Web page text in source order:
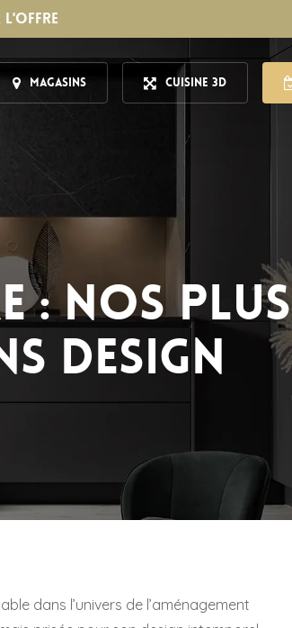
Magasins Cuisine 3D
: nos plus
design
dans l’univers de l’aménagement